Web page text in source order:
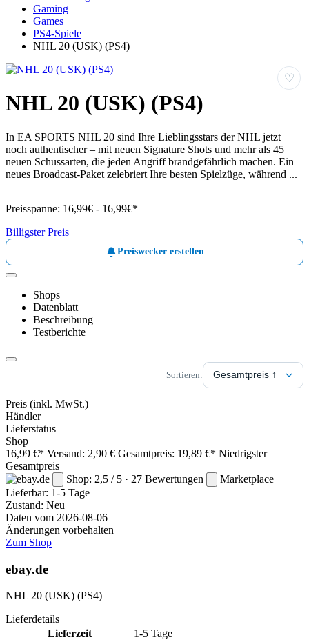
Gaming
Games
PS4-Spiele
NHL 20 (USK) (PS4)
♡
NHL 20 (USK) (PS4)
In EA SPORTS NHL 20 sind Ihre Lieblingsstars der NHL jetzt
noch authentischer – mit neuen Signature Shots und mehr als 45
neuen Schussarten, die jeden Angriff brandgefährlich machen. Ein
neues Broadcast-Paket zelebriert Ihre besten Spielzüge, während ...
Preisspanne: 16,99€ - 16,99€*
Billigster Preis
Preiswecker erstellen
Shops
Datenblatt
Beschreibung
Testberichte
Sortieren:
Preis (inkl. MwSt.)
Händler
Lieferstatus
Shop
16,99 €* Versand: 2,90 € Gesamtpreis: 19,89 €* Niedrigster
Gesamtpreis
Shop: 2,5 / 5 · 27 Bewertungen
Marketplace
Lieferbar: 1-5 Tage
Zustand: Neu
Daten vom 2026-08-06
Änderungen vorbehalten
Zum Shop
ebay.de
NHL 20 (USK) (PS4)
Lieferdetails
Lieferzeit
1-5 Tage